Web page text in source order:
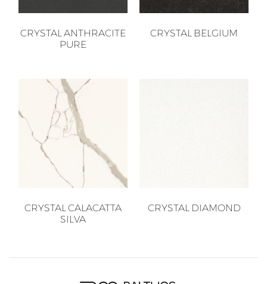
CRYSTAL ANTHRACITE
PURE
CRYSTAL BELGIUM
CRYSTAL CALACATTA
SILVA
CRYSTAL DIAMOND